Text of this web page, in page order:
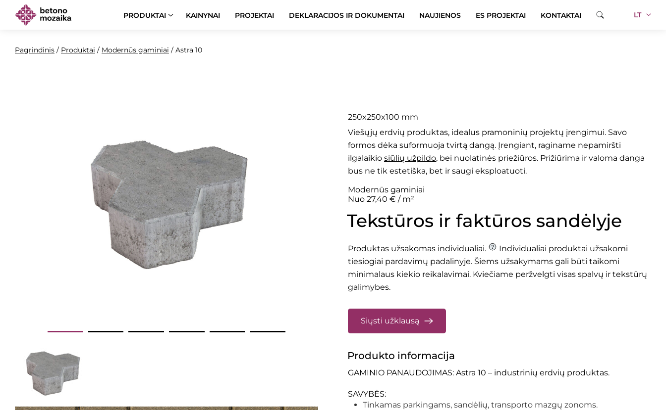
PRODUKTAI KAINYNAI PROJEKTAI DEKLARACIJOS IR DOKUMENTAI NAUJIENOS ES PROJEKTAI KONTAKTAI LT
Pagrindinis / Produktai / Modernūs gaminiai / Astra 10
250x250x100 mm
Viešųjų erdvių produktas, idealus pramoninių projektų įrengimui. Savo
formos dėka suformuoja tvirtą dangą. Įrengiant, raginame nepamiršti
ilgalaikio siūlių užpildo, bei nuolatinės priežiūros. Prižiūrima ir valoma danga
bus ne tik estetiška, bet ir saugi eksploatuoti.
Modernūs gaminiai
Nuo 27,40 € / m²
Tekstūros ir faktūros sandėlyje
Produktas užsakomas individualiai.
Individualiai produktai užsakomi
tiesiogiai pardavimų padalinyje. Šiems užsakymams gali būti taikomi
minimalaus kiekio reikalavimai. Kviečiame peržvelgti visas spalvų ir tekstūrų
galimybes.
Siųsti užklausą
Produkto informacija
GAMINIO PANAUDOJIMAS: Astra 10 – industrinių erdvių produktas.
SAVYBĖS:
Tinkamas parkingams, sandėlių, transporto mazgų zonoms.